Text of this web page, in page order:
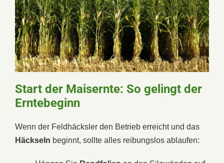
Start der Maisernte: So gelingt der
Erntebeginn
Wenn der Feldhäcksler den Betrieb erreicht und das
Häckseln beginnt, sollte alles reibungslos ablaufen: